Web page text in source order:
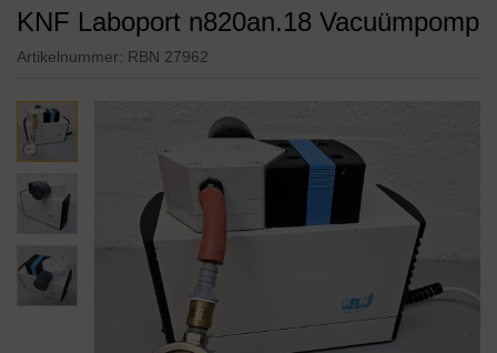
KNF Laboport n820an.18 Vacuümpomp
Artikelnummer: RBN 27962